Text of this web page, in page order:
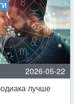
2026-05-22
лучше